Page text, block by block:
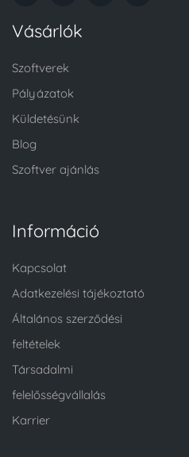
Vásárlók
Szoftverek
Pályázatok
Küldetésünk
Blog
Szoftver ajánlás
Információ
Kapcsolat
Adatkezelési tájékoztató
Általános szerződési
feltételek
Társadalmi
felelősségvállalás
Karrier